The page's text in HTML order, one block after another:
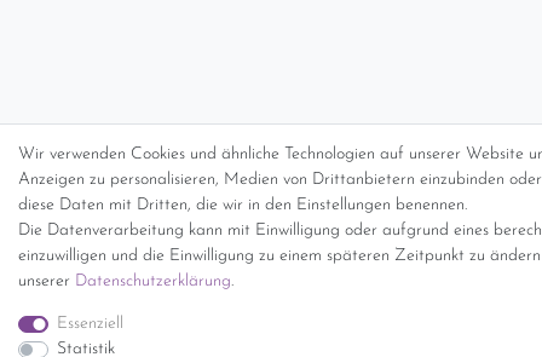
Wir verwenden Cookies und ähnliche Technologien auf unserer Website
Anzeigen zu personalisieren, Medien von Drittanbietern einzubinden
diese Daten mit Dritten, die wir in den Einstellungen benennen.
Die Datenverarbeitung kann mit Einwilligung oder aufgrund eines
einzuwilligen und die Einwilligung zu einem späteren Zeitpunkt zu
unserer Daten­schutz­erklärung.
Essenziell
Statistik